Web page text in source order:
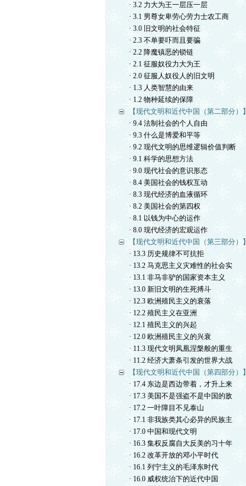
· 3.2 力大为王一层压一层
· 3.1 男尊女卑劳心劳力士农工商
· 3.0 旧文明的社会特征
· 2.3 不单要吓而且要骗
· 2.2 降魔镇恶的锁链
· 2.1 征服奴役力大为王
· 2.0 征服人奴役人的旧文明
· 1.3 人类智慧的由来
· 1.2 物种延续的保障
【现代文明和近代中国（第二部分）】
· 9.4 法制社会的个人自由
· 9.3 什么是博爱和平等
· 9.2 现代文明的思维逻辑价值判断
· 9.1 科学的思想方法
· 9.0 现代社会的意识形态
· 8.4 美国社会的钱权互动
· 8.3 现代经济的血液循环
· 8.2 美国社会的第四权
· 8.1 以钱为中心的运作
· 8.0 现代经济的宏观运作
【现代文明和近代中国（第三部分）】
· 13.3 历史规律不可抗拒
· 13.2 马克思主义灾难性的社会实
· 13.1 非马非驴的国家资本主义
· 13.0 新旧文明的生死搏斗
· 12.3 欧洲殖民主义的衰落
· 12.2 殖民主义在亚洲
· 12.1 殖民主义的兴起
· 12.0 欧洲殖民主义的兴衰
· 11.3 现代文明凤凰涅槃般的重生
· 11.2 经济大萧条引发的世界大战
【现代文明和近代中国（第四部分）】
· 17.4 东边是西边带着，才升上来
· 17.3 美国不是强盗不是中国的敌
· 17.2 一叶障目不见泰山
· 17.1 非我族类其心必异的民族主
· 17.0 中国和现代文明
· 16.3 集权反腐自大反美的习十年
· 16.2 改革开放的邓小平时代
· 16.1 列宁主义的毛泽东时代
· 16.0 威权统治下的近代中国